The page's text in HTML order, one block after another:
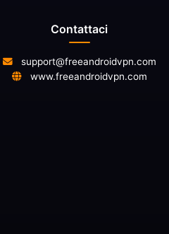
Contattaci
support@freeandroidvpn.com
www.freeandroidvpn.com